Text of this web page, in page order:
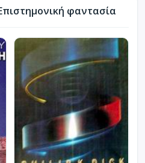
φαντασία